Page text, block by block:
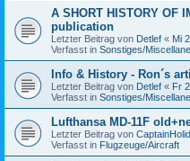
A SHORT HISTORY OF
publication
Letzter Beitrag von Detlef « Mi
Verfasst in Sonstiges/
Info & History - Ron´s
Letzter Beitrag von Detlef « Fr
Verfasst in Sonstiges/
Lufthansa MD-11F
Letzter Beitrag von
Verfasst in Flugzeuge/Aircraft